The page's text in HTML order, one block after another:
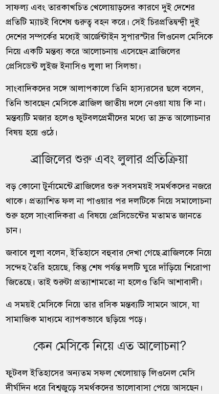
সাফল্য এবং তারকাখচিত খেলোয়াড়দের কারণে দুই দেশের
প্রতিটি ম্যাচই বিশেষ গুরুত্ব বহন করে। সেই চিরপ্রতিদ্বন্দ্বী দুই
দেশের সম্পর্কের মধ্যেই আর্জেন্টাইন সুপারস্টার লিওনেল মেসিকে
নিয়ে একটি মন্তব্য করে আলোচনায় এসেছেন ব্রাজিলের
প্রেসিডেন্ট লুইজ ইনাসিও লুলা দা সিলভা।
সাংবাদিকদের সঙ্গে আলাপকালে তিনি হাস্যরসের ছলে বলেন,
তিনি ভাবছেন মেসিকে ব্রাজিল জাতীয় দলে নেওয়া যায় কি না।
মন্তব্যটি মজার হলেও ফুটবলপ্রেমীদের মধ্যে তা দ্রুত আলোচনার
বিষয় হয়ে ওঠে।
ব্রাজিলের শুরু এবং লুলার প্রতিক্রিয়া
বড় কোনো টুর্নামেন্টে ব্রাজিলের শুরু সবসময়ই সমর্থকদের নজরে
থাকে। প্রত্যাশিত ফল না পাওয়ার পর দলটিকে নিয়ে সমালোচনা
শুরু হলে সাংবাদিকরা এ বিষয়ে প্রেসিডেন্টের মতামত জানতে
চান।
জবাবে লুলা বলেন, ইতিহাসে বহুবার দেখা গেছে ব্রাজিলকে নিয়ে
সন্দেহ তৈরি হয়েছে, কিন্তু শেষ পর্যন্ত দলটি ঘুরে দাঁড়িয়ে শিরোপা
জিতেছে। তাই শুরুটা প্রত্যাশামতো না হলেও তিনি আশাবাদী।
এ সময়ই মেসিকে নিয়ে তার রসিক মন্তব্যটি সামনে আসে, যা
সামাজিক মাধ্যমে ব্যাপকভাবে ছড়িয়ে পড়ে।
কেন মেসিকে নিয়ে এত আলোচনা?
ফুটবল ইতিহাসের অন্যতম সফল খেলোয়াড় লিওনেল মেসি
দীর্ঘদিন ধরে বিশ্বজুড়ে সমর্থকদের ভালোবাসা পেয়ে আসছেন।